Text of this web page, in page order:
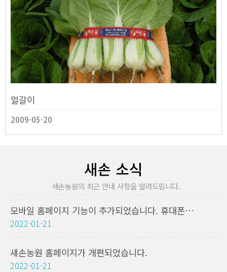
얼갈이
2009-05-20
새손 소식
새손농원의 최근 안내 사항을 알려드립니다.
모바일 홈페이지 기능이 추가되었습니다. 휴대폰에서도 새손농원을 검색해주세요
2022-01-21
새손농원 홈페이지가 개편되었습니다.
2022-01-21